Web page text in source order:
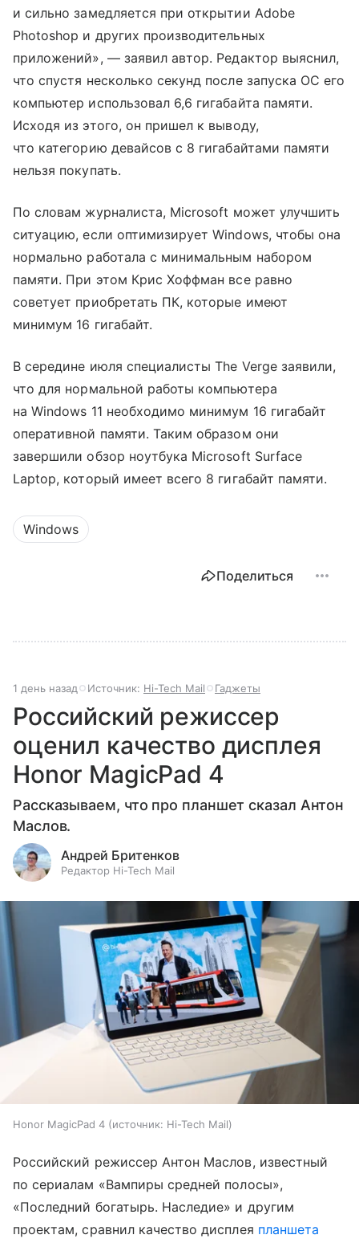
и сильно замедляется при открытии Adobe
Photoshop и других производительных
приложений», — заявил автор. Редактор выяснил,
что спустя несколько секунд после запуска ОС его
компьютер использовал 6,6 гигабайта памяти.
Исходя из этого, он пришел к выводу,
что категорию девайсов с 8 гигабайтами памяти
нельзя покупать.
По словам журналиста, Microsoft может улучшить
ситуацию, если оптимизирует Windows, чтобы она
нормально работала с минимальным набором
памяти. При этом Крис Хоффман все равно
советует приобретать ПК, которые имеют
минимум 16 гигабайт.
В середине июля специалисты The Verge заявили,
что для нормальной работы компьютера
на Windows 11 необходимо минимум 16 гигабайт
оперативной памяти. Таким образом они
завершили обзор ноутбука Microsoft Surface
Laptop, который имеет всего 8 гигабайт памяти.
Windows
Поделиться
1 день назад Источник: Hi-Tech Mail Гаджеты
Российский режиссер
оценил качество дисплея
Honor MagicPad 4
Рассказываем, что про планшет сказал Антон
Маслов.
Андрей Бритенков
Редактор Hi-Tech Mail
Honor MagicPad 4 источник: Hi-Tech Mail
Российский режиссер Антон Маслов, известный
по сериалам «Вампиры средней полосы»,
«Последний богатырь. Наследие» и другим
проектам, сравнил качество дисплея планшета